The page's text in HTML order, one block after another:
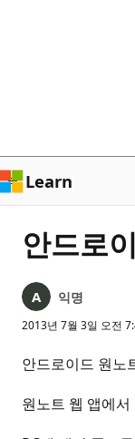
로
건
너
뛰
기
Learn
안드로
익명
2013년 7월 3일 오전
안드로이드 원노
원노트 웹 앱에